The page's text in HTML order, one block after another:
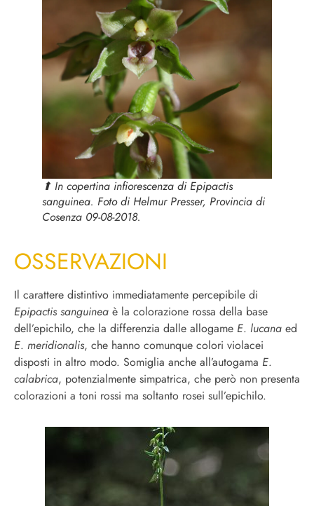
⬆︎ In copertina infiorescenza di Epipactis
sanguinea. Foto di Helmur Presser, Provincia di
Cosenza 09-08-2018.
OSSERVAZIONI
Il carattere distintivo immediatamente percepibile di
Epipactis sanguinea è la colorazione rossa della base
dell’epichilo, che la differenzia dalle allogame E. lucana ed
E. meridionalis, che hanno comunque colori violacei
disposti in altro modo. Somiglia anche all’autogama E.
calabrica, potenzialmente simpatrica, che però non presenta
colorazioni a toni rossi ma soltanto rosei sull’epichilo.